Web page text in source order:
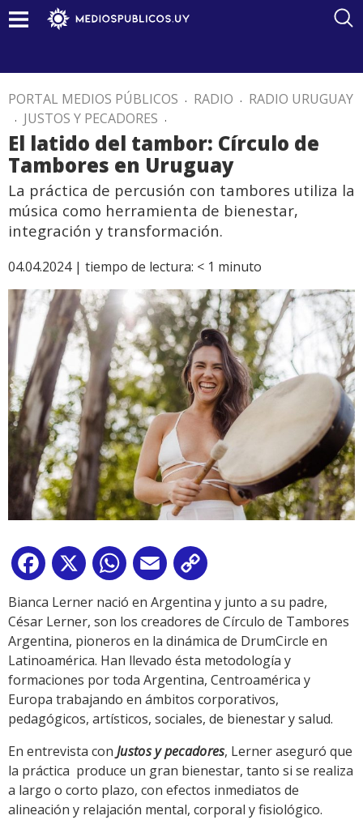
PORTAL MEDIOS PÚBLICOS . RADIO . RADIO URUGUAY
. JUSTOS Y PECADORES .
El latido del tambor: Círculo de
Tambores en Uruguay
La práctica de percusión con tambores utiliza la
música como herramienta de bienestar,
integración y transformación.
04.04.2024 | tiempo de lectura: < 1 minuto
Facebook
X WhatsApp
Email
Link
Bianca Lerner nació en Argentina y junto a su padre,
César Lerner, son los creadores de Círculo de Tambores
Argentina, pioneros en la dinámica de DrumCircle en
Latinoamérica. Han llevado ésta metodología y
formaciones por toda Argentina, Centroamérica y
Europa trabajando en ámbitos corporativos,
pedagógicos, artísticos, sociales, de bienestar y salud.
En entrevista con Justos y pecadores, Lerner aseguró que
la práctica produce un gran bienestar, tanto si se realiza
a largo o corto plazo, con efectos inmediatos de
alineación y relajación mental, corporal y fisiológico.